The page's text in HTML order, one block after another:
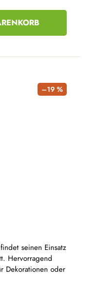
–19 %
seinen Einsatz
Hervorragend
Dekorationen oder